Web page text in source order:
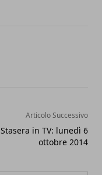
Articolo Successivo
Stasera in TV: lunedì 6
ottobre 2014